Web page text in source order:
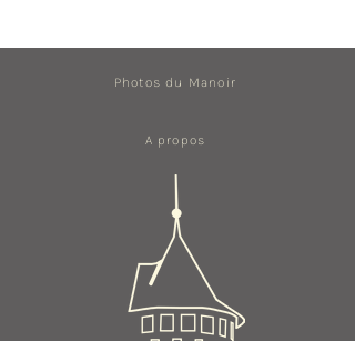
Photos du Manoir
A propos